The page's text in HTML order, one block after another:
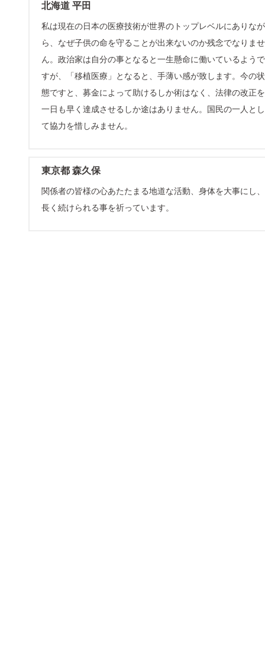
北海道 平田
私は現在の日本の医療技術が世界のトップレベルにありなが
ら、なぜ子供の命を守ることが出来ないのか残念でなりませ
ん。政治家は自分の事となると一生懸命に働いているようで
すが、「移植医療」となると、手薄い感が致します。今の状
態ですと、募金によって助けるしか術はなく、法律の改正を
一日も早く達成させるしか途はありません。国民の一人とし
て協力を惜しみません。
東京都 森久保
関係者の皆様の心あたたまる地道な活動、身体を大事にし、
長く続けられる事を祈っています。